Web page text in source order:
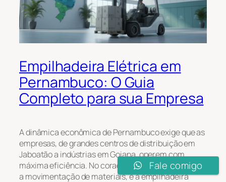
Empilhadeira Elétrica em
Pernambuco: O Guia
Completo para sua Empresa
A dinâmica econômica de Pernambuco exige que as
empresas, de grandes centros de distribuição em
Jaboatão a indústrias em Goiana, operem com
máxima eficiência. No coração dessa logística está
a movimentação de materiais, e a empilhadeira
Fale comigo